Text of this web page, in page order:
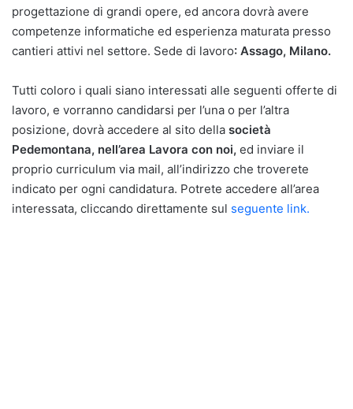
progettazione di grandi opere, ed ancora dovrà avere
competenze informatiche ed esperienza maturata presso
cantieri attivi nel settore. Sede di lavoro: Assago, Milano.
Tutti coloro i quali siano interessati alle seguenti offerte di
lavoro, e vorranno candidarsi per l’una o per l’altra
posizione, dovrà accedere al sito della società
Pedemontana, nell’area Lavora con noi, ed inviare il
proprio curriculum via mail, all’indirizzo che troverete
indicato per ogni candidatura. Potrete accedere all’area
interessata, cliccando direttamente sul seguente link.